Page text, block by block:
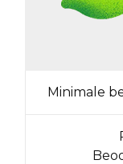
Minimale